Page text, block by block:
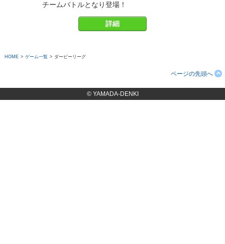
チームバトルとなり登場！
詳細
HOME > ゲーム一覧 > ダービーリーグ
ページの先頭へ
© YAMADA-DENKI